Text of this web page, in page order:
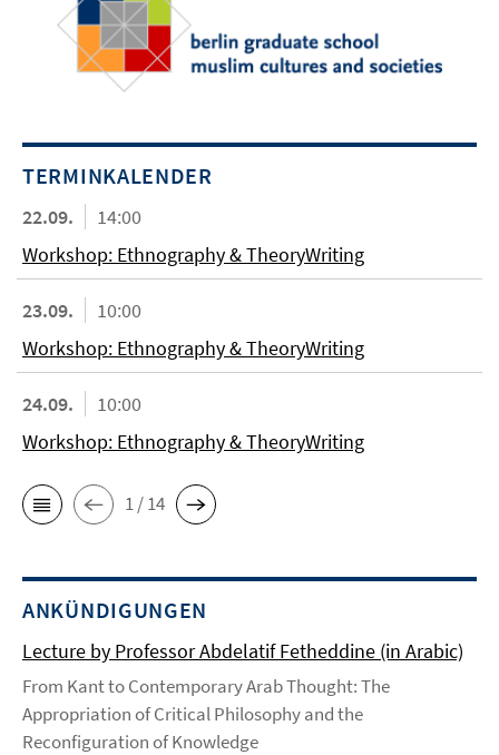
TERMINKALENDER
22.09.
14:00
Workshop: Ethnography & TheoryWriting
23.09.
10:00
Workshop: Ethnography & TheoryWriting
24.09.
10:00
Workshop: Ethnography & TheoryWriting
1 / 14
ANKÜNDIGUNGEN
Lecture by Professor Abdelatif Fetheddine (in Arabic)
From Kant to Contemporary Arab Thought: The
Appropriation of Critical Philosophy and the
Reconfiguration of Knowledge